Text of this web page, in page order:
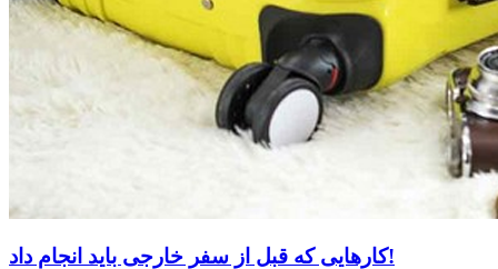
کارهایی که قبل از سفر خارجی باید انجام داد!